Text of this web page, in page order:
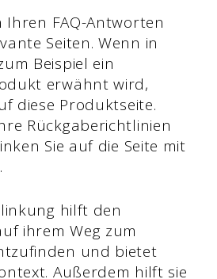
Ihren FAQ-Antworten
Seiten. Wenn in
Beispiel ein
erwähnt wird,
diese Produktseite.
Rückgaberichtlinien
Sie auf die Seite mit
hilft den
ihrem Weg zum
und bietet
Außerdem hilft sie